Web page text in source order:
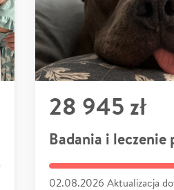
28 945 zł
02.08.2026 Aktualizacja